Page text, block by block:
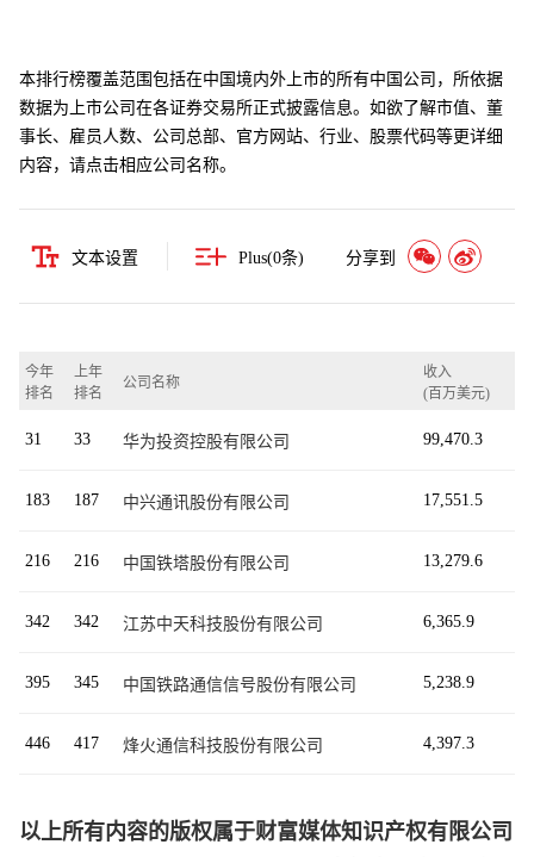
本排行榜覆盖范围包括在中国境内外上市的所有中国公司，所依据
数据为上市公司在各证券交易所正式披露信息。如欲了解市值、董
事长、雇员人数、公司总部、官方网站、行业、股票代码等更详细
内容，请点击相应公司名称。
文本设置 Plus(0条) 分享到
今年
排名
上年
排名
公司名称
收入
(百万美元)
31 33 华为投资控股有限公司 99,470.3
183 187 中兴通讯股份有限公司 17,551.5
216 216 中国铁塔股份有限公司 13,279.6
342 342 江苏中天科技股份有限公司 6,365.9
395 345 中国铁路通信信号股份有限公司 5,238.9
446 417 烽火通信科技股份有限公司 4,397.3
以上所有内容的版权属于财富媒体知识产权有限公司